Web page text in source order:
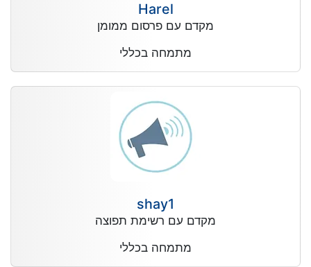
Harel
מקדם עם פרסום ממומן
מתמחה בכללי
shay1
מקדם עם רשימת תפוצה
מתמחה בכללי